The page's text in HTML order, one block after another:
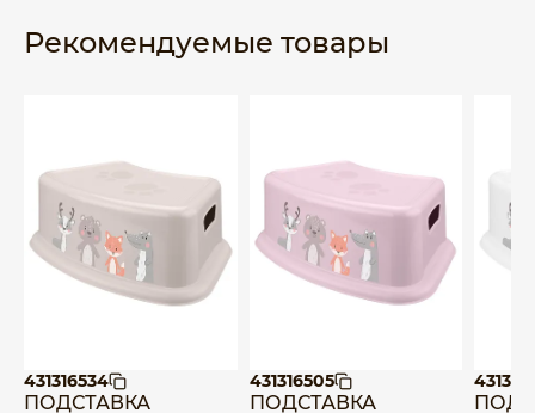
Рекомендуемые товары
431316534
ПОДСТАВКА
431316505
ПОДСТАВКА